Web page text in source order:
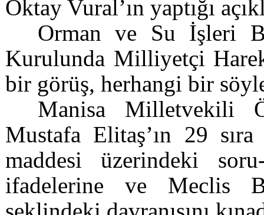
Oktay Vural’ın yaptığı
Orman ve Su İşleri
Kurulunda Milliyetçi
bir görüş, herhangi bir
Manisa Milletvekili
Mustafa Elitaş’ın 29 sıra
maddesi üzerindeki
ifadelerine ve Meclis